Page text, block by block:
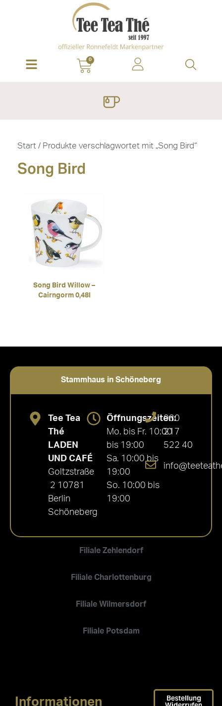
0
Start / Produkte verschlagwortet mit „Song Bird“
Song Bird
Song Bird Willow –
Cairngorm 0,48l
Stammhaus in Schöneberg
Filiale Zehlendorf
Filiale Charlottenburg
Filiale Wilmersdorf
Filiale Potsdam
Tee Tea
Thé
LADEN
UND CAFÉ
Goltzstraße
2 10781
Berlin
Schöneberg
Öffnungszeiten:
Mo. bis Fr. 10:00
bis 19:00
Sa. 10:00 bis
19:00
So. 10:00 bis
19:00
030
217
522 40
Informationen Bestellung